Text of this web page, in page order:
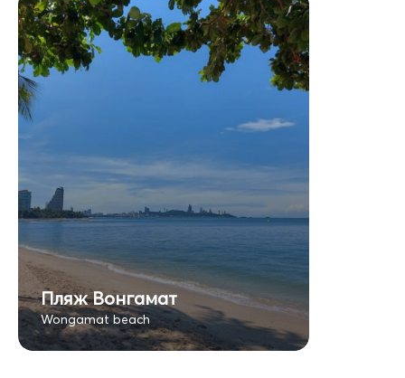
Пляж Вонгамат
Wongamat beach